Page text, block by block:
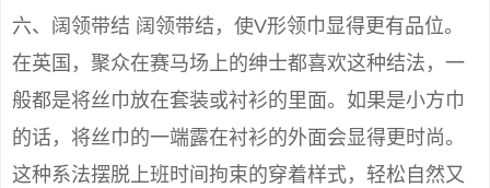
六、阔领带结 阔领带结，使V形领巾显得更有品位。
在英国，聚众在赛马场上的绅士都喜欢这种结法，一
般都是将丝巾放在套装或衬衫的里面。如果是小方巾
的话，将丝巾的一端露在衬衫的外面会显得更时尚。
这种系法摆脱上班时间拘束的穿着样式，轻松自然又